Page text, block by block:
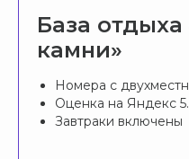
База
камни»
Номера с
Оценка на Яндекс
Завтраки включены